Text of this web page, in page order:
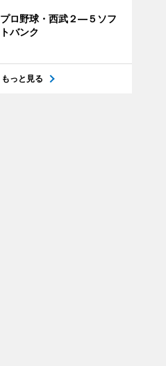
プロ野球・西武２―５ソフ
トバンク
もっと見る